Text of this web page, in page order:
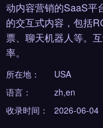
动内容营销的SaaS平
的交互式内容，包括
票、聊天机器人等。
率。
所在地：
USA
语言：
zh,en
收录时间：
2026-06-04